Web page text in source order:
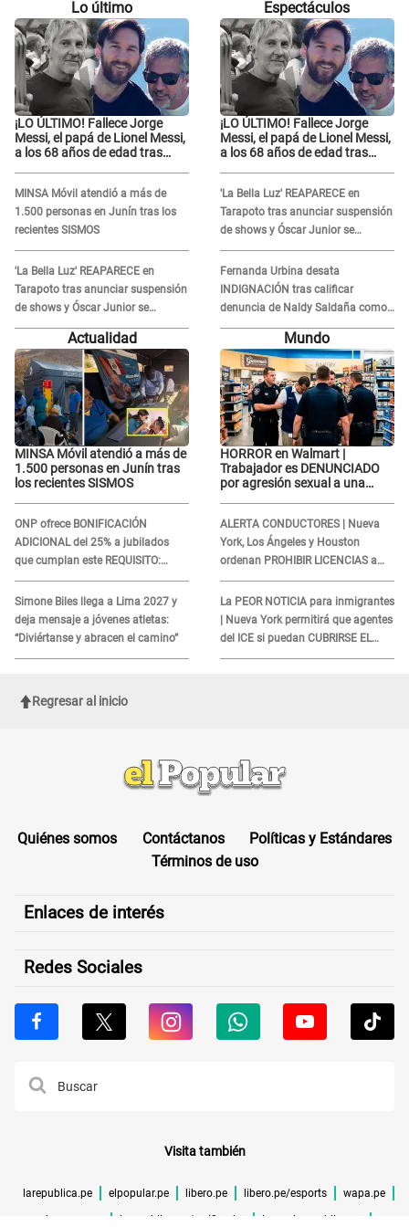
Lo último
¡LO ÚLTIMO! Fallece Jorge
Messi, el papá de Lionel Messi,
a los 68 años de edad tras
MINSA Móvil atendió a más de
1.500 personas en Junín tras los
recientes SISMOS
'La Bella Luz' REAPARECE en
Tarapoto tras anunciar suspensión
de shows y Óscar Junior se
JUSTIFICA: "Por un error no vamos
a pagar todos"
Espectáculos
¡LO ÚLTIMO! Fallece Jorge
Messi, el papá de Lionel Messi,
a los 68 años de edad tras
'La Bella Luz' REAPARECE en
Tarapoto tras anunciar suspensión
de shows y Óscar Junior se
JUSTIFICA: "Por un error no vamos
a pagar todos"
Fernanda Urbina desata
INDIGNACIÓN tras calificar
denuncia de Naldy Saldaña como
'acto bochornoso': "No es justo
atacar a otra mujer"
Actualidad
MINSA Móvil atendió a más de
1.500 personas en Junín tras
los recientes SISMOS
ONP ofrece BONIFICACIÓN
ADICIONAL del 25% a jubilados
que cumplan este REQUISITO:
revisa si accedes aquí
Simone Biles llega a Lima 2027 y
deja mensaje a jóvenes atletas:
“Diviértanse y abracen el camino”
Mundo
HORROR en Walmart |
Trabajador es DENUNCIADO
por agresión sexual a una
ALERTA CONDUCTORES | Nueva
York, Los Ángeles y Houston
ordenan PROHIBIR LICENCIAS a
quienes no presenten ESTE
DOCUMENTO
La PEOR NOTICIA para inmigrantes
| Nueva York permitirá que agentes
del ICE si puedan CUBRIRSE EL
ROSTRO
Regresar al inicio
Quiénes somos Contáctanos
Políticas y Estándares
Términos de uso
Enlaces de interés
Redes Sociales
Visita también
larepublica.pe elpopular.pe libero.pe libero.pe/esports wapa.pe
buenazo.pe larepublica.pe/verificador lrmas.larepublica.pe